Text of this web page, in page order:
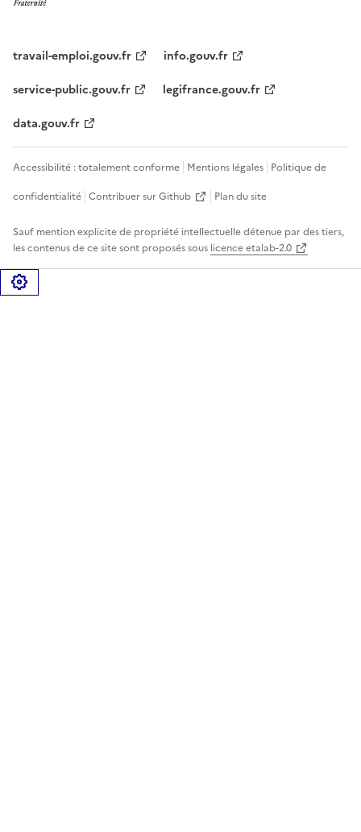
travail-emploi.gouv.fr
info.gouv.fr
service-public.gouv.fr
legifrance.gouv.fr
data.gouv.fr
Accessibilité : totalement conforme Mentions légales Politique de
confidentialité Contribuer sur Github Plan du site
Sauf mention explicite de propriété intellectuelle détenue par des tiers,
les contenus de ce site sont proposés sous licence etalab-2.0
Gérer les cookies